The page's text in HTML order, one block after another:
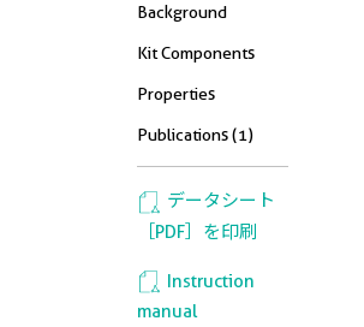
Background
Kit Components
Properties
Publications (1)
データシート
［PDF］を印刷
Instruction
manual